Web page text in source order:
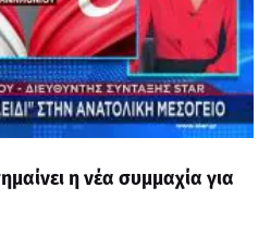
η νέα συμμαχία για